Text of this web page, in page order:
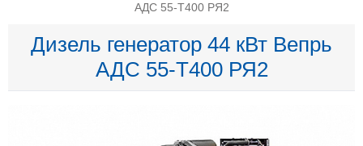
АДС 55-Т400 РЯ2
Дизель генератор 44 кВт Вепрь
АДС 55-Т400 РЯ2